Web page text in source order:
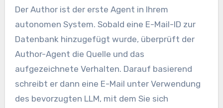
Der Author ist der erste Agent in Ihrem
autonomen System. Sobald eine E-Mail-ID zur
Datenbank hinzugefügt wurde, überprüft der
Author-Agent die Quelle und das
aufgezeichnete Verhalten. Darauf basierend
schreibt er dann eine E-Mail unter Verwendung
des bevorzugten LLM, mit dem Sie sich